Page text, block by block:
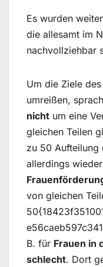
Es wurden
die allesamt im
nachvollziehbar
Um die Ziele
umreißen,
nicht um eine
gleichen Teilen
zu 50 Aufteilung
allerdings
von gleichen
B. für Frauen in
schlecht. Dort